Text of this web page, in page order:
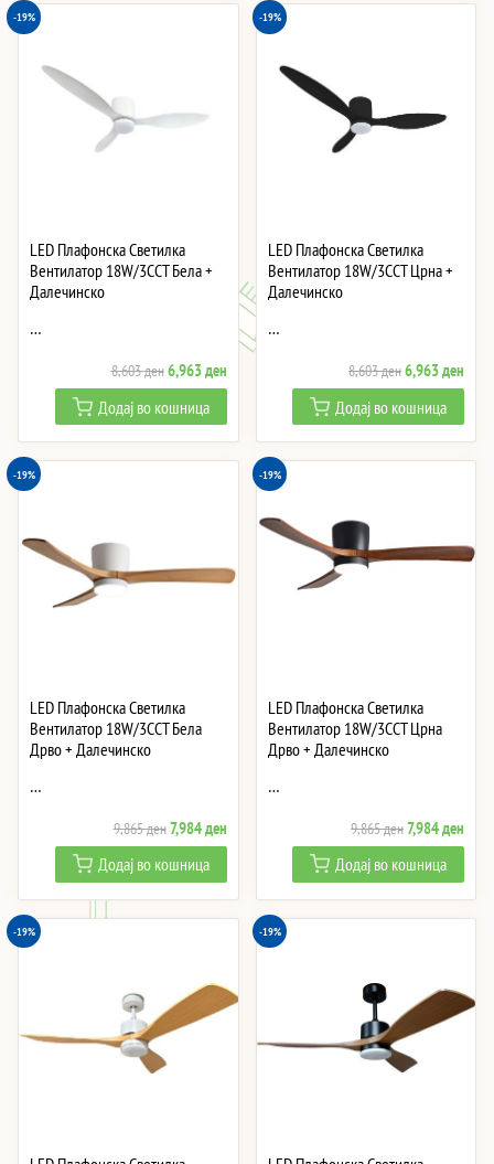
-19%
LED Плафонска Светилка
Вентилатор 18W/3CCT Бела +
Далечинско
…
8,603денOriginal
price
was:
8,603 ден.
6,963денCurrent
price
is:
6,963 ден.
Додај во кошница
-19%
LED Плафонска Светилка
Вентилатор 18W/3CCT Црна +
Далечинско
…
8,603денOriginal
price
was:
8,603 ден.
6,963ден
price
is:
Додај во кошница
-19%
LED Плафонска Светилка
Вентилатор 18W/3CCT Бела
Дрво + Далечинско
…
9,865денOriginal
price
was:
9,865 ден.
7,984денCurrent
price
is:
7,984 ден.
Додај во кошница
-19%
LED Плафонска Светилка
Вентилатор 18W/3CCT Црна
Дрво + Далечинско
…
9,865денOriginal
price
was:
9,865 ден.
7,984ден
price
is:
Додај во кошница
-19% -19%